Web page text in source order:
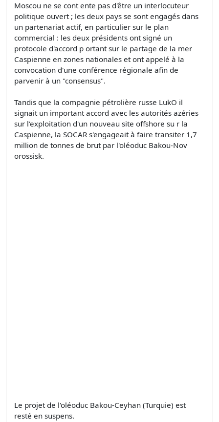
Moscou ne se cont ente pas d'être un interlocuteur
politique ouvert ; les deux pays se sont engagés dans
un partenariat actif, en particulier sur le plan
commercial : les deux présidents ont signé un
protocole d'accord p ortant sur le partage de la mer
Caspienne en zones nationales et ont appelé à la
convocation d'une conférence régionale afin de
parvenir à un "consensus".
Tandis que la compagnie pétrolière russe LukO il
signait un important accord avec les autorités azéries
sur l'exploitation d'un nouveau site offshore su r la
Caspienne, la SOCAR s'engageait à faire transiter 1,7
million de tonnes de brut par l'oléoduc Bakou-Nov
orossisk.
Le projet de l'oléoduc Bakou-Ceyhan (Turquie) est
resté en suspens.